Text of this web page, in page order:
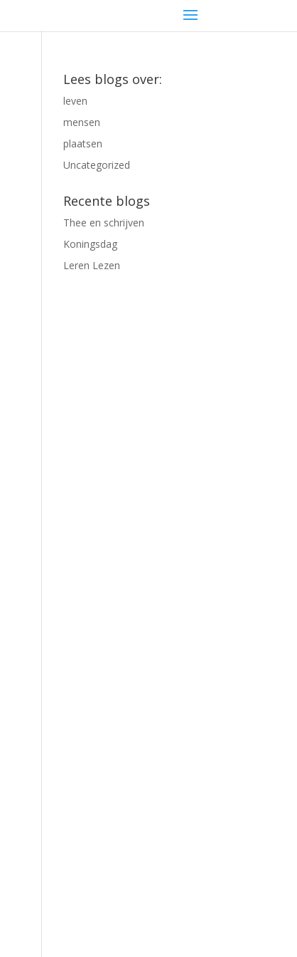
Lees blogs over:
leven
mensen
plaatsen
Uncategorized
Recente blogs
Thee en schrijven
Koningsdag
Leren Lezen